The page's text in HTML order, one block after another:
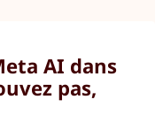
AI dans
pas,